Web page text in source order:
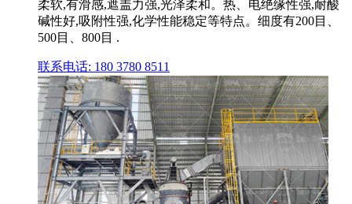
柔软,有滑感,遮盖力强,光泽柔和。热、电绝缘性强,耐酸
碱性好,吸附性强,化学性能稳定等特点。细度有200目、
500目、800目 .
联系电话: 180 3780 8511